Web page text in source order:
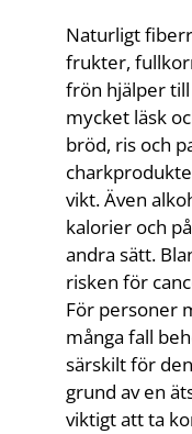
Naturligt
frukter,
frön hjälper
mycket läsk
bröd, ris och
vikt. Även
kalorier och
andra sätt.
risken för
För personer
många fall
särskilt för
grund av en
viktigt att ta